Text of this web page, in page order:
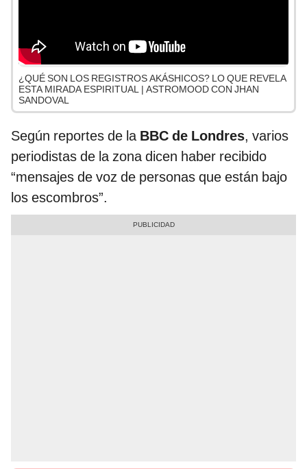
¿QUÉ SON LOS REGISTROS AKÁSHICOS? LO QUE REVELA
ESTA MIRADA ESPIRITUAL | ASTROMOOD CON JHAN
SANDOVAL
Según reportes de laBBC de Londres, varios
periodistas de la zona dicen haber recibido
“mensajes de voz de personas que están bajo
los escombros”.